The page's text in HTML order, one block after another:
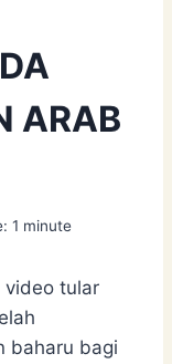
ARAB
1 minute
video tular
baharu bagi